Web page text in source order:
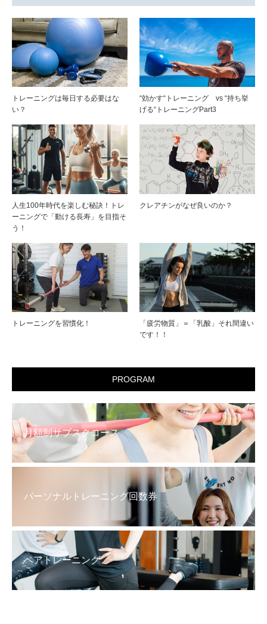
トレーニングは毎日する必要はな
い？
“効かす“トレーニング vs “持ち挙
げる“トレーニングPart3
人生100年時代を楽しむ秘訣！トレ
ーニングで「動ける長寿」を目指そ
う！
クレアチンがなぜ良いのか？
トレーニングを習慣化！
「疲労物質」＝「乳酸」それ間違い
です！！
PROGRAM
月額制サブスクコース
パーソナルトレーニング回数券
ペアトレーニング